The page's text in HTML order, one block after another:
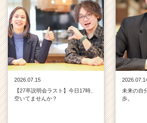
2026.07.15
【27卒説明会ラスト】今日17時、
空いてませんか？
未来の自
歩。